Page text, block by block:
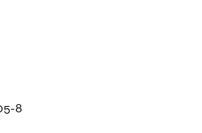
8